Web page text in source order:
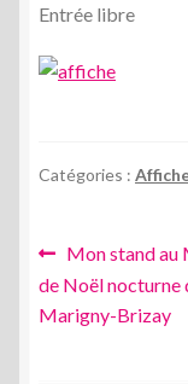
Entrée libre
Catégories :
de
Article
précédent :
Mon stand au
de Noël nocturne
Marigny-Brizay